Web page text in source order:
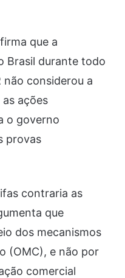
que a
Brasil durante todo
não considerou a
ações
o governo
provas
contraria as
que
dos mecanismos
(OMC), e não por
comercial